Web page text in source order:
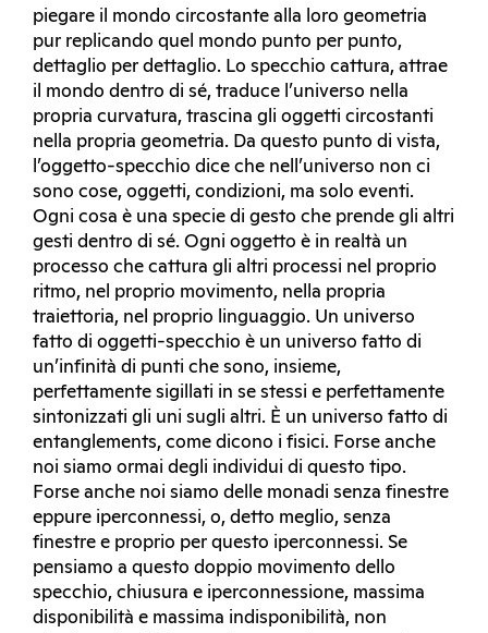
piegare il mondo circostante alla loro geometria
pur replicando quel mondo punto per punto,
dettaglio per dettaglio. Lo specchio cattura, attrae
il mondo dentro di sé, traduce l’universo nella
propria curvatura, trascina gli oggetti circostanti
nella propria geometria. Da questo punto di vista,
l’oggetto-specchio dice che nell’universo non ci
sono cose, oggetti, condizioni, ma solo eventi.
Ogni cosa è una specie di gesto che prende gli altri
gesti dentro di sé. Ogni oggetto è in realtà un
processo che cattura gli altri processi nel proprio
ritmo, nel proprio movimento, nella propria
traiettoria, nel proprio linguaggio. Un universo
fatto di oggetti-specchio è un universo fatto di
un’infinità di punti che sono, insieme,
perfettamente sigillati in se stessi e perfettamente
sintonizzati gli uni sugli altri. È un universo fatto di
entanglements, come dicono i fisici. Forse anche
noi siamo ormai degli individui di questo tipo.
Forse anche noi siamo delle monadi senza finestre
eppure iperconnessi, o, detto meglio, senza
finestre e proprio per questo iperconnessi. Se
pensiamo a questo doppio movimento dello
specchio, chiusura e iperconnessione, massima
disponibilità e massima indisponibilità, non